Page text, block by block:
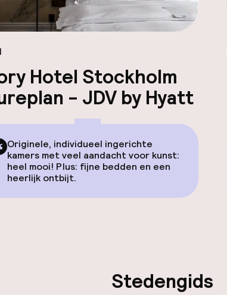
Hotel Stockholm
- JDV by Hyatt
Originele, individueel ingerichte
kamers met veel aandacht voor kunst:
heel mooi! Plus: fijne bedden en een
heerlijk ontbijt.
Stedengids